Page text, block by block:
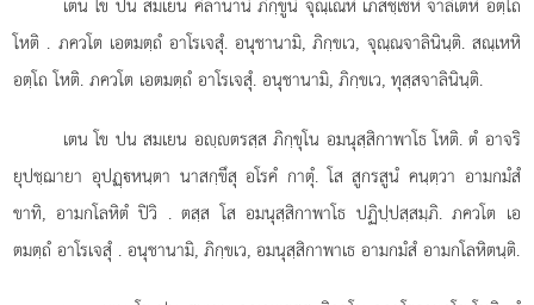
โหติ . ภควโต เอตมตฺถํ อาโรเจสุํ. อนุชานามิ, ภิกฺขเว, จุณฺณจาลินินฺติ. สณฺเหหิ
อตฺโถ โหติ. ภควโต เอตมตฺถํ อาโรเจสุํ. อนุชานามิ, ภิกฺขเว, ทุสฺสจาลินินฺติ.
เตน โข ปน สมเยน อฺตรสฺส ภิกฺขุโน อมนุสฺสิกาพาโธ โหติ. ตํ อาจริ
ยุปชฺฌายา อุปฏฺหนฺตา นาสกฺขึสุ อโรคํ กาตุํ. โส สูกรสูนํ คนฺตฺวา อามกมํสํ
ขาทิ, อามกโลหิตํ ปิวิ . ตสฺส โส อมนุสฺสิกาพาโธ ปฏิปฺปสฺสมฺภิ. ภควโต เอ
ตมตฺถํ อาโรเจสุํ . อนุชานามิ, ภิกฺขเว, อมนุสฺสิกาพาเธ อามกมํสํ อามกโลหิตนฺติ.